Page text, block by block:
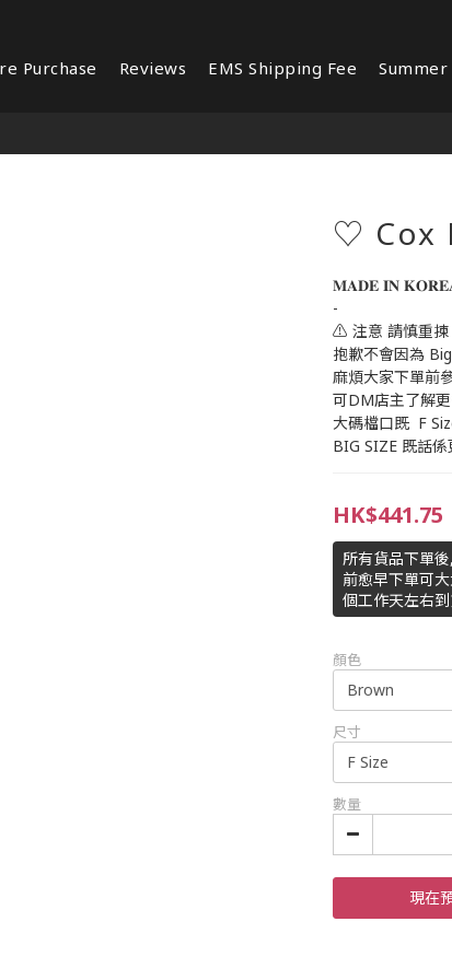
Purchase Reviews EMS Shipping Fee
♡ Cox
𝐌𝐀𝐃𝐄 𝐈𝐍
-
⚠️ 注意 請慎重
抱歉不會因為
麻煩大家下單前
可DM店主了解
大碼檔口既  F
BIG SIZE 既話係
HK$441.75
所有貨品下單
前愈早下單可
個工作天左右
顏色
尺寸
數量
現在